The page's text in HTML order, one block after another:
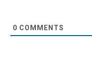
0 COMMENTS